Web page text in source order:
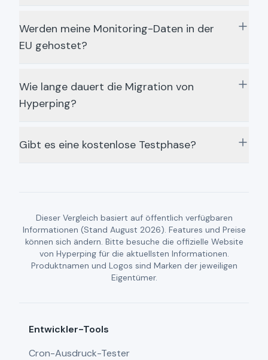
Werden meine Monitoring-Daten in der
EU gehostet?
Wie lange dauert die Migration von
Hyperping?
Gibt es eine kostenlose Testphase?
Dieser Vergleich basiert auf öffentlich verfügbaren
Informationen (Stand August 2026). Features und Preise
können sich ändern. Bitte besuche die offizielle Website
von Hyperping für die aktuellsten Informationen.
Produktnamen und Logos sind Marken der jeweiligen
Eigentümer.
Entwickler-Tools
Cron-Ausdruck-Tester